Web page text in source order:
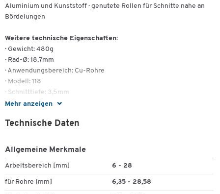
Mehr anzeigen
Aluminium und Kunststoff · genutete Rollen für Schnitte nahe an
Bördelungen
Weitere technische Eigenschaften:
· Gewicht: 480g
· Rad-Ø: 18,7mm
· Anwendungsbereich: Cu-Rohre
· Modell: 118
· Schnitttiefe: 3,5mm
Technische Daten
Allgemeine Merkmale
Arbeitsbereich [mm] 6 - 28
für Rohre [mm] 6,35 - 28,58
Zum Zoomen doppeltippen